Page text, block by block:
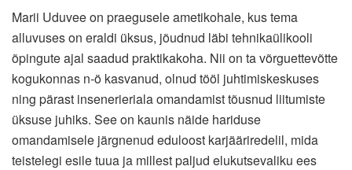
Marii Uduvee on praegusele ametikohale, kus tema
alluvuses on eraldi üksus, jõudnud läbi tehnikaülikooli
õpingute ajal saadud praktikakoha. Nii on ta võrguettevõtte
kogukonnas n-ö kasvanud, olnud tööl juhtimiskeskuses
ning pärast insenerieriala omandamist tõusnud liitumiste
üksuse juhiks. See on kaunis näide hariduse
omandamisele järgnenud eduloost karjääriredelil, mida
teistelegi esile tuua ja millest paljud elukutsevaliku ees